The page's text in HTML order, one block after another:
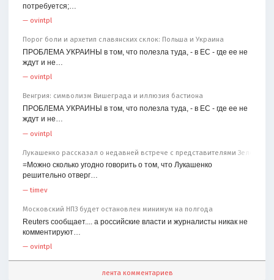
потребуется;…
— ovintpl
Порог боли и архетип славянских склок: Польша и Украина
ПРОБЛЕМА УКРАИНЫ в том, что полезла туда, - в ЕС - где ее не
ждут и не…
— ovintpl
Венгрия: символизм Вишеграда и иллюзия бастиона
ПРОБЛЕМА УКРАИНЫ в том, что полезла туда, - в ЕС - где ее не
ждут и не…
— ovintpl
Лукашенко рассказал о недавней встрече с представителями
=Можно сколько угодно говорить о том, что Лукашенко
решительно отверг…
—timev
Московский НПЗ будет остановлен минимум на полгода
Reuters сообщает.... а российские власти и журналисты никак не
комментируют…
— ovintpl
лента комментариев